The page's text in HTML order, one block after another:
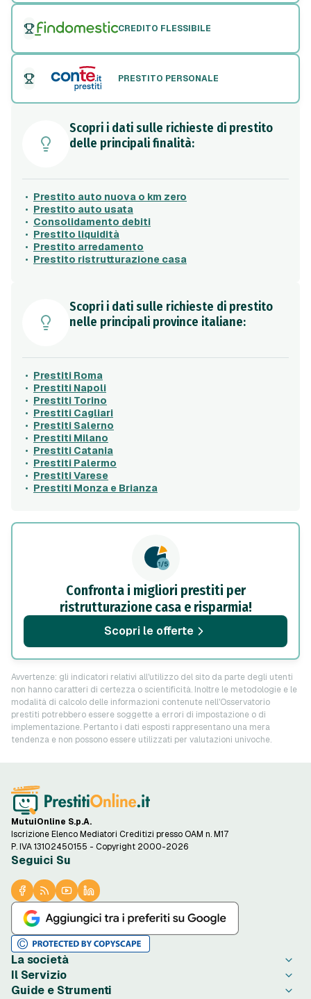
CREDITO FLESSIBILE
PRESTITO PERSONALE
Scopri i dati sulle richieste di prestito
delle principali finalità:
Prestito auto nuova o km zero
Prestito auto usata
Consolidamento debiti
Prestito liquidità
Prestito arredamento
Prestito ristrutturazione casa
Scopri i dati sulle richieste di prestito
nelle principali province italiane:
Prestiti Roma
Prestiti Napoli
Prestiti Torino
Prestiti Cagliari
Prestiti Salerno
Prestiti Milano
Prestiti Catania
Prestiti Palermo
Prestiti Varese
Prestiti Monza e Brianza
Confronta i migliori prestiti per
ristrutturazione casa e risparmia!
Scopri le offerte
Avvertenze: gli indicatori relativi all'utilizzo del sito da parte degli utenti
non hanno caratteri di certezza o scientificità. Inoltre le metodologie e le
modalità di calcolo delle informazioni contenute nell'Osservatorio
prestiti potrebbero essere soggette a errori di impostazione o di
implementazione. Pertanto i dati esposti rappresentano una mera
tendenza e non possono essere utilizzati per valutazioni univoche.
MutuiOnline S.p.A.
Iscrizione Elenco Mediatori Creditizi presso OAM n. M17
P. IVA 13102450155 - Copyright 2000-2026
Seguici Su
La società
Chi è PrestitiOnline.it
Contatta PrestitiOnline.it
Il Servizio
Come Funziona
Guide e Strumenti